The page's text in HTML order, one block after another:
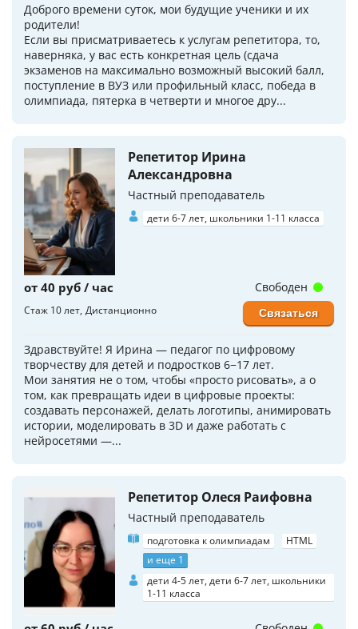
Доброго времени суток, мои будущие ученики и их
родители!
Если вы присматриваетесь к услугам репетитора, то,
наверняка, у вас есть конкретная цель (сдача
экзаменов на максимально возможный высокий балл,
поступление в ВУЗ или профильный класс, победа в
олимпиада, пятерка в четверти и многое дру...
Репетитор Ирина
Александровна
Частный преподаватель
дети 6-7 лет, школьники 1-11 класса
от 40 руб / час
Стаж 10 лет Дистанционно
Здравствуйте! Я Ирина — педагог по цифровому
творчеству для детей и подростков 6−17 лет.
Мои занятия не о том, чтобы «просто рисовать», а о
том, как превращать идеи в цифровые проекты:
создавать персонажей, делать логотипы, анимировать
истории, моделировать в 3D и даже работать с
нейросетями —...
Свободен
Связаться
Репетитор Олеся Раифовна
Частный преподаватель
подготовка к олимпиадам
HTML
и еще 1
дети 4-5 лет, дети 6-7 лет, школьники
1-11 класса